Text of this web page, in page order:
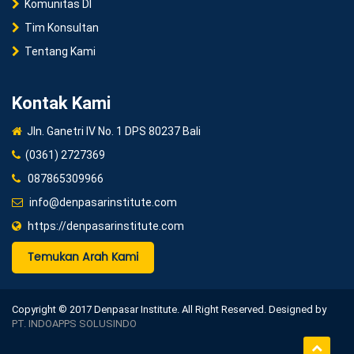
Komunitas DI
Tim Konsultan
Tentang Kami
Kontak Kami
Jln. Ganetri IV No. 1 DPS 80237 Bali
(0361) 2727369
087865309966
info@denpasarinstitute.com
https://denpasarinstitute.com
Temukan Arah Kami
Copyright © 2017 Denpasar Institute. All Right Reserved. Designed by
PT. INDOAPPS SOLUSINDO